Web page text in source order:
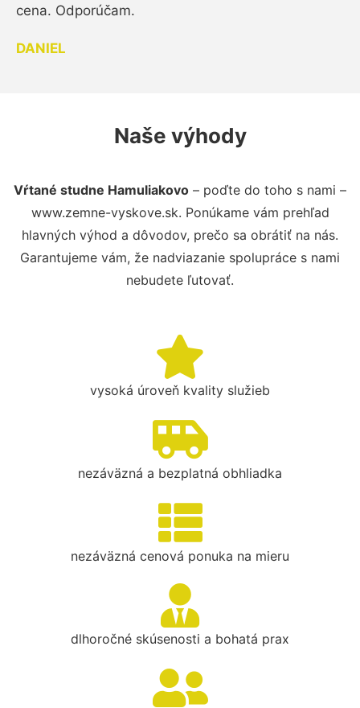
cena. Odporúčam.
DANIEL
Naše výhody
Vŕtané studne Hamuliakovo – poďte do toho s nami –
www.zemne-vyskove.sk. Ponúkame vám prehľad
hlavných výhod a dôvodov, prečo sa obrátiť na nás.
Garantujeme vám, že nadviazanie spolupráce s nami
nebudete ľutovať.
vysoká úroveň kvality služieb
nezáväzná a bezplatná obhliadka
nezáväzná cenová ponuka na mieru
dlhoročné skúsenosti a bohatá prax